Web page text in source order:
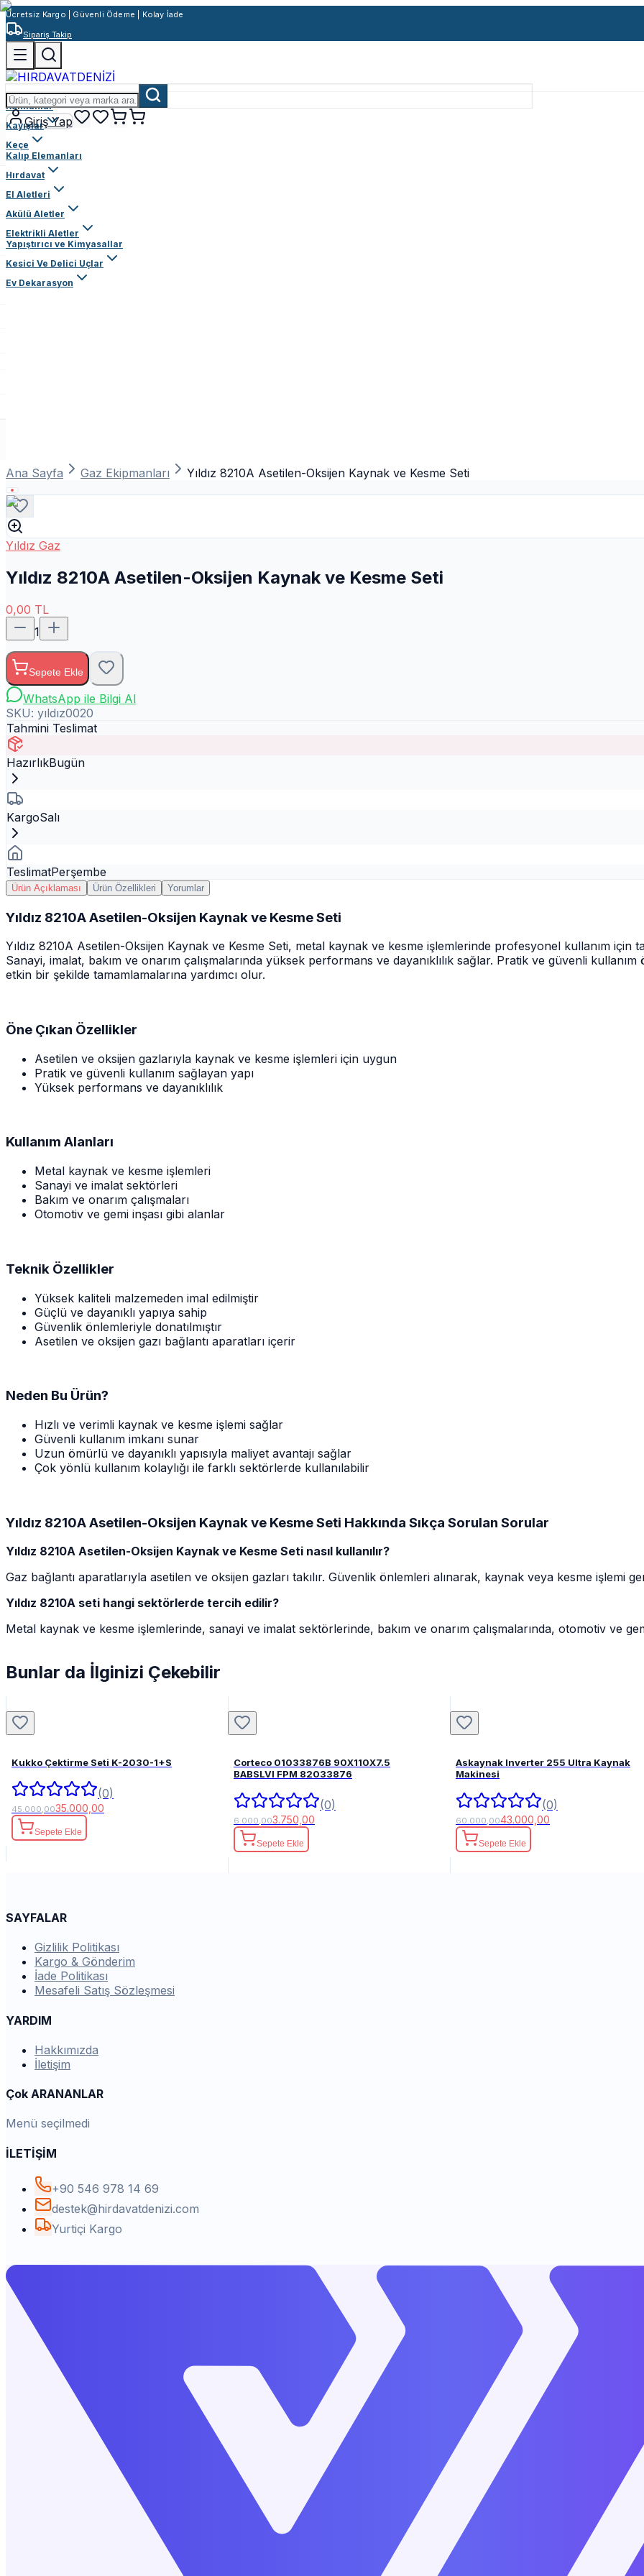
Ücretsiz Kargo | Güvenli Ödeme | Kolay İade
Sipariş Takip
Giriş Yap
Rulmanlar
Kayışlar
Keçe
Kalıp Elemanları
Hırdavat
El Aletleri
Akülü Aletler
Elektrikli Aletler
Yapıştırıcı ve Kimyasallar
Kesici Ve Delici Uçlar
Ev Dekarasyon
Ana Sayfa Gaz Ekipmanları Yıldız 8210A Asetilen-Oksijen Kaynak ve Kesme Seti
Yıldız Gaz
Yıldız 8210A Asetilen-Oksijen Kaynak ve Kesme Seti
0,00 TL
1
Sepete Ekle
WhatsApp ile Bilgi Al
SKU: yıldız0020
Tahmini Teslimat
HazırlıkBugün
KargoSalı
TeslimatPerşembe
Ürün Açıklaması Ürün Özellikleri Yorumlar
Yıldız 8210A Asetilen-Oksijen Kaynak ve Kesme Seti
Yıldız 8210A Asetilen-Oksijen Kaynak ve Kesme Seti, metal kaynak ve kesme işlemlerinde profesyonel kullanım için
Sanayi, imalat, bakım ve onarım çalışmalarında yüksek performans ve dayanıklılık sağlar. Pratik ve güvenli kullanım
etkin bir şekilde tamamlamalarına yardımcı olur.
Öne Çıkan Özellikler
Asetilen ve oksijen gazlarıyla kaynak ve kesme işlemleri için uygun
Pratik ve güvenli kullanım sağlayan yapı
Yüksek performans ve dayanıklılık
Kullanım Alanları
Metal kaynak ve kesme işlemleri
Sanayi ve imalat sektörleri
Bakım ve onarım çalışmaları
Otomotiv ve gemi inşası gibi alanlar
Teknik Özellikler
Yüksek kaliteli malzemeden imal edilmiştir
Güçlü ve dayanıklı yapıya sahip
Güvenlik önlemleriyle donatılmıştır
Asetilen ve oksijen gazı bağlantı aparatları içerir
Neden Bu Ürün?
Hızlı ve verimli kaynak ve kesme işlemi sağlar
Güvenli kullanım imkanı sunar
Uzun ömürlü ve dayanıklı yapısıyla maliyet avantajı sağlar
Çok yönlü kullanım kolaylığı ile farklı sektörlerde kullanılabilir
Yıldız 8210A Asetilen-Oksijen Kaynak ve Kesme Seti Hakkında Sıkça Sorulan Sorular
Yıldız 8210A Asetilen-Oksijen Kaynak ve Kesme Seti nasıl kullanılır?
Gaz bağlantı aparatlarıyla asetilen ve oksijen gazları takılır. Güvenlik önlemleri alınarak, kaynak veya kesme işlemi
Yıldız 8210A seti hangi sektörlerde tercih edilir?
Metal kaynak ve kesme işlemlerinde, sanayi ve imalat sektörlerinde, bakım ve onarım çalışmalarında, otomotiv ve
Bunlar da İlginizi Çekebilir
Kukko Çektirme Seti K-2030-1+S
(0)
45.000,0035.000,00
Sepete Ekle
Corteco 01033876B 90X110X7.5
BABSLVI FPM 82033876
(0)
6.000,003.750,00
Sepete Ekle
Askaynak Inverter 255 Ultra Kaynak
Makinesi
(0)
60.000,0043.000,00
Sepete Ekle
SAYFALAR
Gizlilik Politikası
Kargo & Gönderim
İade Politikası
Mesafeli Satış Sözleşmesi
YARDIM
Hakkımızda
İletişim
Çok ARANANLAR
Menü seçilmedi
İLETİŞİM
+90 546 978 14 69
destek@hirdavatdenizi.com
Yurtiçi Kargo